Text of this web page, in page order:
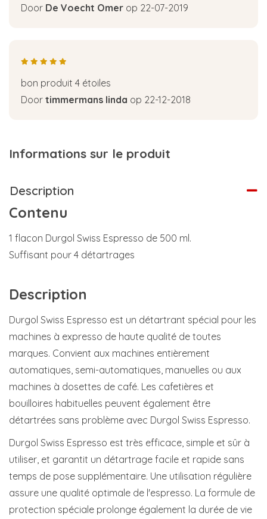
Door De Voecht Omer op 22-07-2019
bon produit 4 étoiles
Door timmermans linda op 22-12-2018
Informations sur le produit
Description
Contenu
1 flacon Durgol Swiss Espresso de 500 ml.
Suffisant pour 4 détartrages
Description
Durgol Swiss Espresso est un détartrant spécial pour les
machines à expresso de haute qualité de toutes
marques. Convient aux machines entièrement
automatiques, semi-automatiques, manuelles ou aux
machines à dosettes de café. Les cafetières et
bouilloires habituelles peuvent également être
détartrées sans problème avec Durgol Swiss Espresso.
Durgol Swiss Espresso est très efficace, simple et sûr à
utiliser, et garantit un détartrage facile et rapide sans
temps de pose supplémentaire. Une utilisation régulière
assure une qualité optimale de l'espresso. La formule de
protection spéciale prolonge également la durée de vie